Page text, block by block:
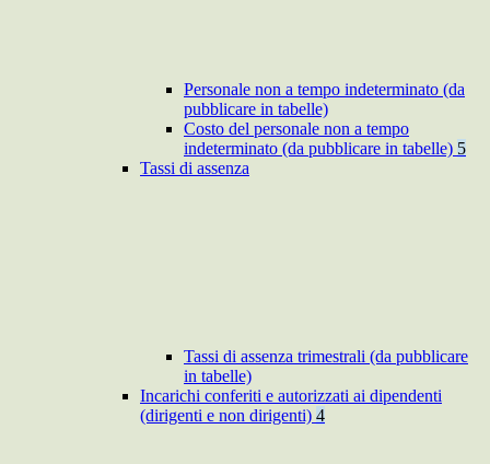
Personale non a tempo indeterminato (da
pubblicare in tabelle)
Costo del personale non a tempo
indeterminato (da pubblicare in tabelle) 5
Tassi di assenza
Tassi di assenza trimestrali (da pubblicare
in tabelle)
Incarichi conferiti e autorizzati ai dipendenti
(dirigenti e non dirigenti) 4